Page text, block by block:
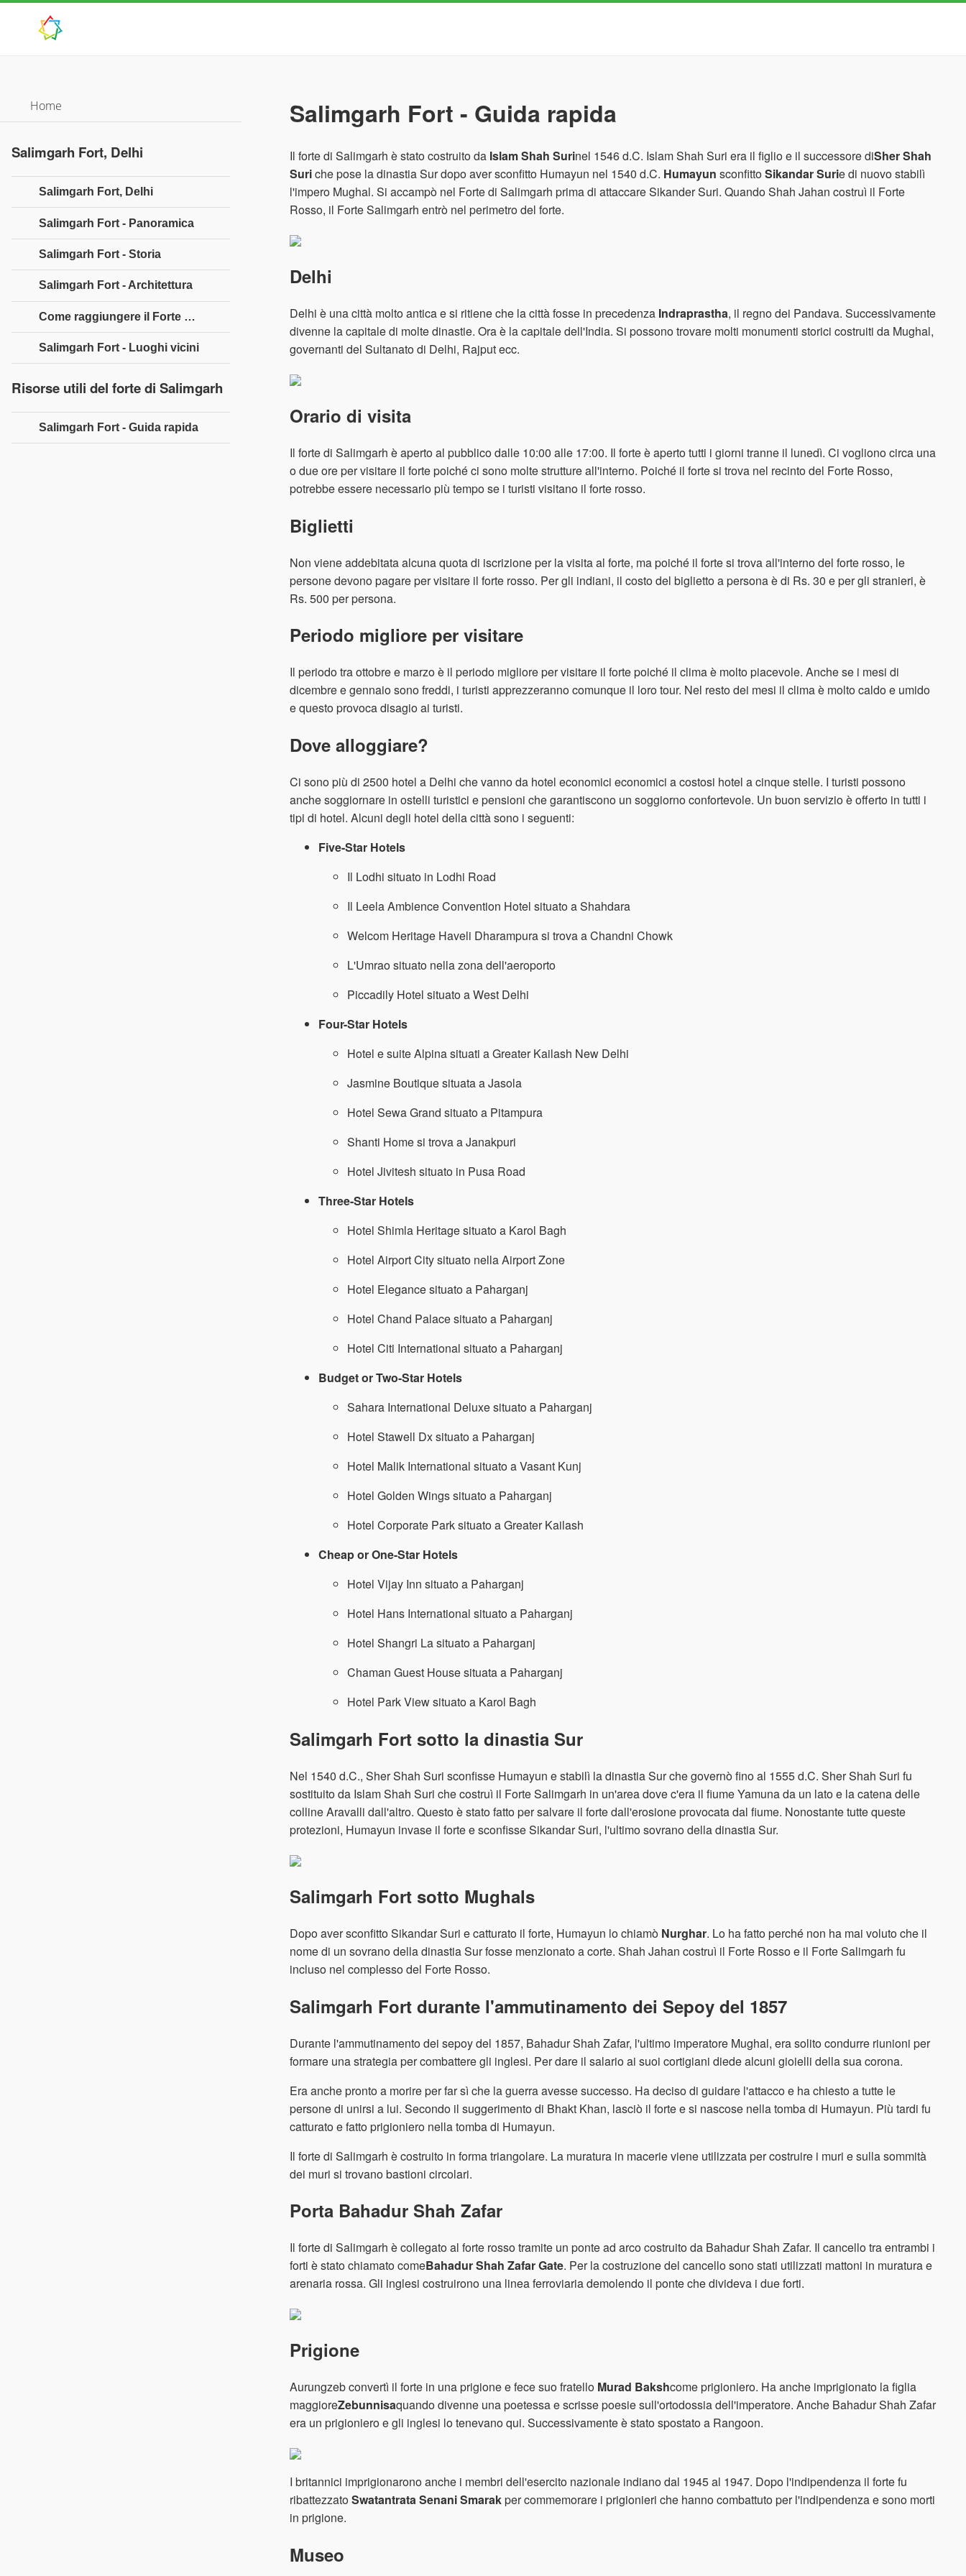
Salimgarh Fort - Guida rapida
Il forte di Salimgarh è stato costruito da Islam Shah Surinel 1546 d.C. Islam Shah Suri era il figlio e il successore diSher Shah
Suriche pose la dinastia Sur dopo aver sconfitto Humayun nel 1540 d.C. Humayun sconfittoSikandar Surie di nuovo stabilì
l'impero Mughal. Si accampò nel Forte di Salimgarh prima di attaccare Sikander Suri. Quando Shah Jahan costruì il Forte
Rosso, il Forte Salimgarh entrò nel perimetro del forte.
Delhi
Delhi è una città molto antica e si ritiene che la città fosse in precedenza Indraprastha, il regno dei Pandava. Successivamente
divenne la capitale di molte dinastie. Ora è la capitale dell'India. Si possono trovare molti monumenti storici costruiti da Mughal,
governanti del Sultanato di Delhi, Rajput ecc.
Orario di visita
Il forte di Salimgarh è aperto al pubblico dalle 10:00 alle 17:00. Il forte è aperto tutti i giorni tranne il lunedì. Ci vogliono circa una
o due ore per visitare il forte poiché ci sono molte strutture all'interno. Poiché il forte si trova nel recinto del Forte Rosso,
potrebbe essere necessario più tempo se i turisti visitano il forte rosso.
Biglietti
Non viene addebitata alcuna quota di iscrizione per la visita al forte, ma poiché il forte si trova all'interno del forte rosso, le
persone devono pagare per visitare il forte rosso. Per gli indiani, il costo del biglietto a persona è di Rs. 30 e per gli stranieri, è
Rs. 500 per persona.
Periodo migliore per visitare
Il periodo tra ottobre e marzo è il periodo migliore per visitare il forte poiché il clima è molto piacevole. Anche se i mesi di
dicembre e gennaio sono freddi, i turisti apprezzeranno comunque il loro tour. Nel resto dei mesi il clima è molto caldo e umido
e questo provoca disagio ai turisti.
Dove alloggiare?
Ci sono più di 2500 hotel a Delhi che vanno da hotel economici economici a costosi hotel a cinque stelle. I turisti possono
anche soggiornare in ostelli turistici e pensioni che garantiscono un soggiorno confortevole. Un buon servizio è offerto in tutti i
tipi di hotel. Alcuni degli hotel della città sono i seguenti:
Five-Star Hotels
Il Lodhi situato in Lodhi Road
Il Leela Ambience Convention Hotel situato a Shahdara
Welcom Heritage Haveli Dharampura si trova a Chandni Chowk
L'Umrao situato nella zona dell'aeroporto
Piccadily Hotel situato a West Delhi
Four-Star Hotels
Hotel e suite Alpina situati a Greater Kailash New Delhi
Jasmine Boutique situata a Jasola
Hotel Sewa Grand situato a Pitampura
Shanti Home si trova a Janakpuri
Hotel Jivitesh situato in Pusa Road
Three-Star Hotels
Hotel Shimla Heritage situato a Karol Bagh
Hotel Airport City situato nella Airport Zone
Hotel Elegance situato a Paharganj
Hotel Chand Palace situato a Paharganj
Hotel Citi International situato a Paharganj
Budget or Two-Star Hotels
Sahara International Deluxe situato a Paharganj
Hotel Stawell Dx situato a Paharganj
Hotel Malik International situato a Vasant Kunj
Hotel Golden Wings situato a Paharganj
Hotel Corporate Park situato a Greater Kailash
Cheap or One-Star Hotels
Hotel Vijay Inn situato a Paharganj
Hotel Hans International situato a Paharganj
Hotel Shangri La situato a Paharganj
Chaman Guest House situata a Paharganj
Hotel Park View situato a Karol Bagh
Salimgarh Fort sotto la dinastia Sur
Nel 1540 d.C., Sher Shah Suri sconfisse Humayun e stabilì la dinastia Sur che governò fino al 1555 d.C. Sher Shah Suri fu
sostituito da Islam Shah Suri che costruì il Forte Salimgarh in un'area dove c'era il fiume Yamuna da un lato e la catena delle
colline Aravalli dall'altro. Questo è stato fatto per salvare il forte dall'erosione provocata dal fiume. Nonostante tutte queste
protezioni, Humayun invase il forte e sconfisse Sikandar Suri, l'ultimo sovrano della dinastia Sur.
Salimgarh Fort sotto Mughals
Dopo aver sconfitto Sikandar Suri e catturato il forte, Humayun lo chiamò Nurghar. Lo ha fatto perché non ha mai voluto che il
nome di un sovrano della dinastia Sur fosse menzionato a corte. Shah Jahan costruì il Forte Rosso e il Forte Salimgarh fu
incluso nel complesso del Forte Rosso.
Salimgarh Fort durante l'ammutinamento dei Sepoy del 1857
Durante l'ammutinamento dei sepoy del 1857, Bahadur Shah Zafar, l'ultimo imperatore Mughal, era solito condurre riunioni per
formare una strategia per combattere gli inglesi. Per dare il salario ai suoi cortigiani diede alcuni gioielli della sua corona.
Era anche pronto a morire per far sì che la guerra avesse successo. Ha deciso di guidare l'attacco e ha chiesto a tutte le
persone di unirsi a lui. Secondo il suggerimento di Bhakt Khan, lasciò il forte e si nascose nella tomba di Humayun. Più tardi fu
catturato e fatto prigioniero nella tomba di Humayun.
Il forte di Salimgarh è costruito in forma triangolare. La muratura in macerie viene utilizzata per costruire i muri e sulla sommità
dei muri si trovano bastioni circolari.
Porta Bahadur Shah Zafar
Il forte di Salimgarh è collegato al forte rosso tramite un ponte ad arco costruito da Bahadur Shah Zafar. Il cancello tra entrambi i
forti è stato chiamato comeBahadur Shah Zafar Gate. Per la costruzione del cancello sono stati utilizzati mattoni in muratura e
arenaria rossa. Gli inglesi costruirono una linea ferroviaria demolendo il ponte che divideva i due forti.
Prigione
Aurungzeb convertì il forte in una prigione e fece suo fratello Murad Bakshcome prigioniero. Ha anche imprigionato la figlia
maggioreZebunnisaquando divenne una poetessa e scrisse poesie sull'ortodossia dell'imperatore. Anche Bahadur Shah Zafar
era un prigioniero e gli inglesi lo tenevano qui. Successivamente è stato spostato a Rangoon.
I britannici imprigionarono anche i membri dell'esercito nazionale indiano dal 1945 al 1947. Dopo l'indipendenza il forte fu
ribattezzatoSwatantrata Senani Smarakper commemorare i prigionieri che hanno combattuto per l'indipendenza e sono morti
in prigione.
Museo
Home
Salimgarh Fort, Delhi
Salimgarh Fort, Delhi
Salimgarh Fort - Panoramica
Salimgarh Fort - Storia
Salimgarh Fort - Architettura
Come raggiungere il Forte di Salimgarh?
Salimgarh Fort - Luoghi vicini
Risorse utili del forte di Salimgarh
Salimgarh Fort - Guida rapida